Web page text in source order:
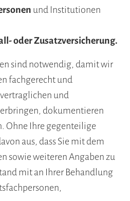
und Institutionen
oder Zusatzversicherung.
sind notwendig, damit wir
fachgerecht und
und
dokumentieren
Ohne Ihre gegenteilige
aus, dass Sie mit dem
sowie weiteren Angaben zu
mit an Ihrer Behandlung